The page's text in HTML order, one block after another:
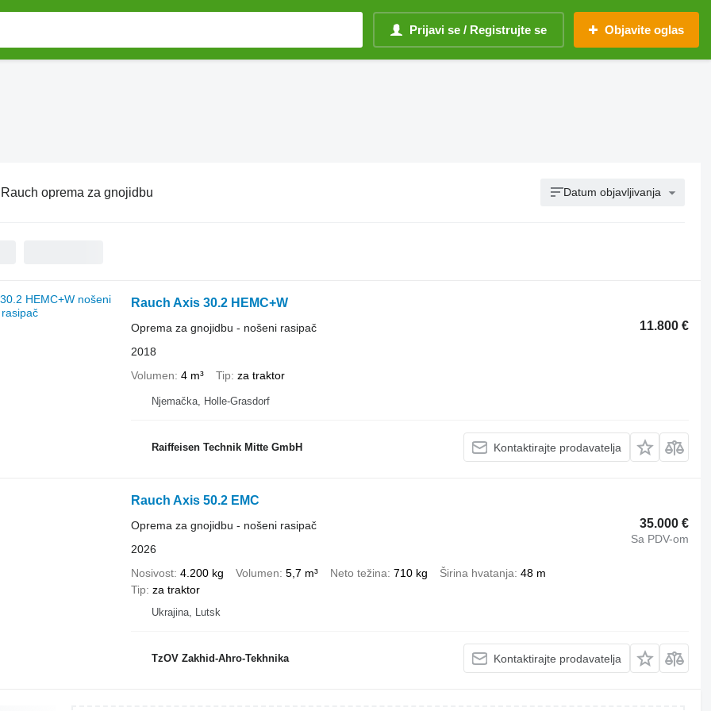
Prijavi se / Registrujte se Objavite oglas
Rauch oprema za gnojidbu Datum objavljivanja
Rauch Axis 30.2 HEMC+W
11.800 €
Oprema za gnojidbu - nošeni rasipač
2018
Volumen 4 m³ Tip za traktor
Njemačka, Holle-Grasdorf
Raiffeisen Technik Mitte GmbH Kontaktirajte prodavatelja
Rauch Axis 50.2 EMC
35.000 €
Sa PDV-om
Oprema za gnojidbu - nošeni rasipač
2026
Nosivost 4.200 kg Volumen 5,7 m³ Neto težina 710 kg Širina hvatanja 48 m
Tip za traktor
Ukrajina, Lutsk
TzOV Zakhid-Ahro-Tekhnika Kontaktirajte prodavatelja